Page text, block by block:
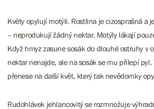
Květy opylují motýli. Rostlina je cizosprašná a
– neprodukují žádný nektar. Motýly lákají
Když hmyz zasune sosák do dlouhé ostruhy v
nektar nenajde, ale na sosák se mu přilepí pyl.
přenese na další květ, který tak nevědomky
Rudohlávek jehlancovitý se rozmnožuje